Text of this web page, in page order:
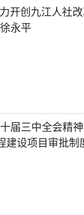
力开创九江人
永平
十届三中全会精
设项目审批制